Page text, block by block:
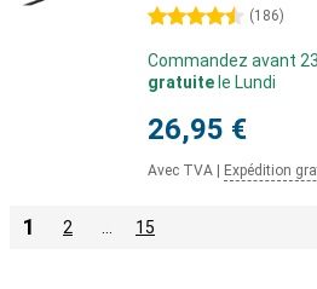
4.5 étoiles (186)
Commandez avant
gratuite le Lundi
26,95 €
Avec TVA Expédition
1 2 15